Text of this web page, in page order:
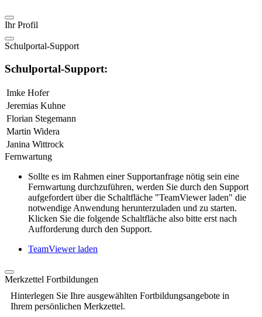
Ihr Profil
Schulportal-Support
Schulportal-Support:
Imke Hofer
Jeremias Kuhne
Florian Stegemann
Martin Widera
Janina Wittrock
Fernwartung
Sollte es im Rahmen einer Supportanfrage nötig sein eine
Fernwartung durchzuführen, werden Sie durch den Support
aufgefordert über die Schaltfläche "TeamViewer laden" die
notwendige Anwendung herunterzuladen und zu starten.
Klicken Sie die folgende Schaltfläche also bitte erst nach
Aufforderung durch den Support.
TeamViewer laden
Merkzettel Fortbildungen
Hinterlegen Sie Ihre ausgewählten Fortbildungsangebote in
Ihrem persönlichen Merkzettel.